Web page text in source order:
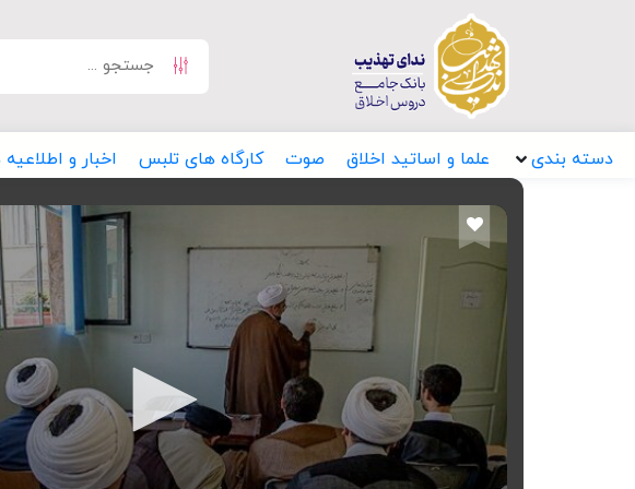
دسته بندی علما و اساتید اخلاق صوت کارگاه های تلبس اخبار و اطلاعیه